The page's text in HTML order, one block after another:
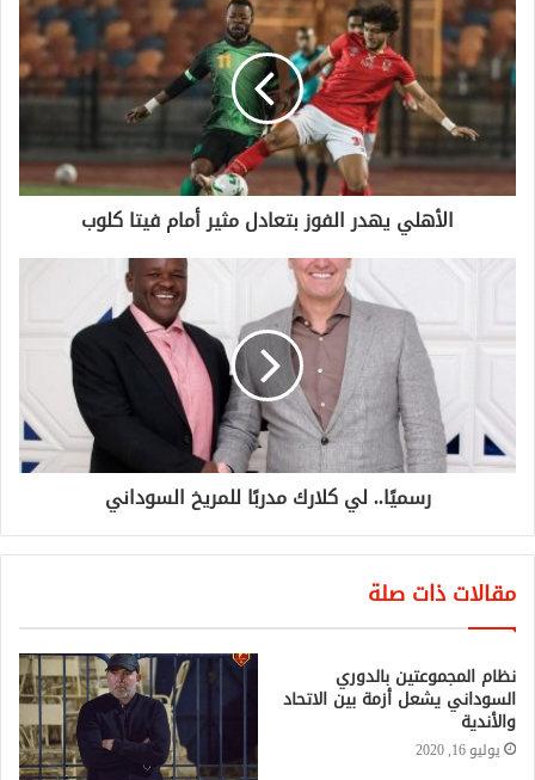
الأهلي يهدر الفوز بتعادل مثير أمام فيتا كلوب
رسميًا.. لي كلارك مدربًا للمريخ السوداني
مقالات ذات صلة
نظام المجموعتين بالدوري
السوداني يشعل أزمة بين الاتحاد
والأندية
يوليو 16, 2020